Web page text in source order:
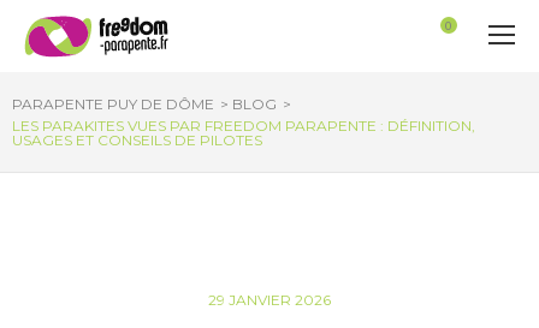
0
PARAPENTE PUY DE DÔME
BLOG
LES PARAKITES VUES PAR FREEDOM PARAPENTE : DÉFINITION,
USAGES ET CONSEILS DE PILOTES
29 JANVIER 2026